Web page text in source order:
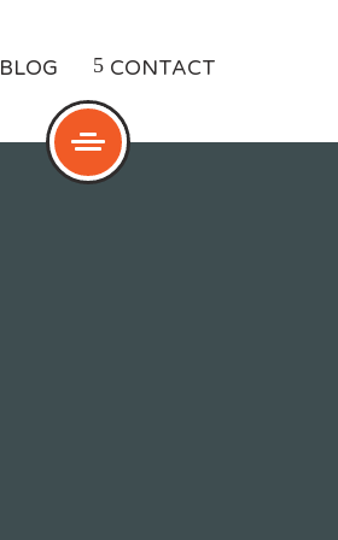
BLOG CONTACT